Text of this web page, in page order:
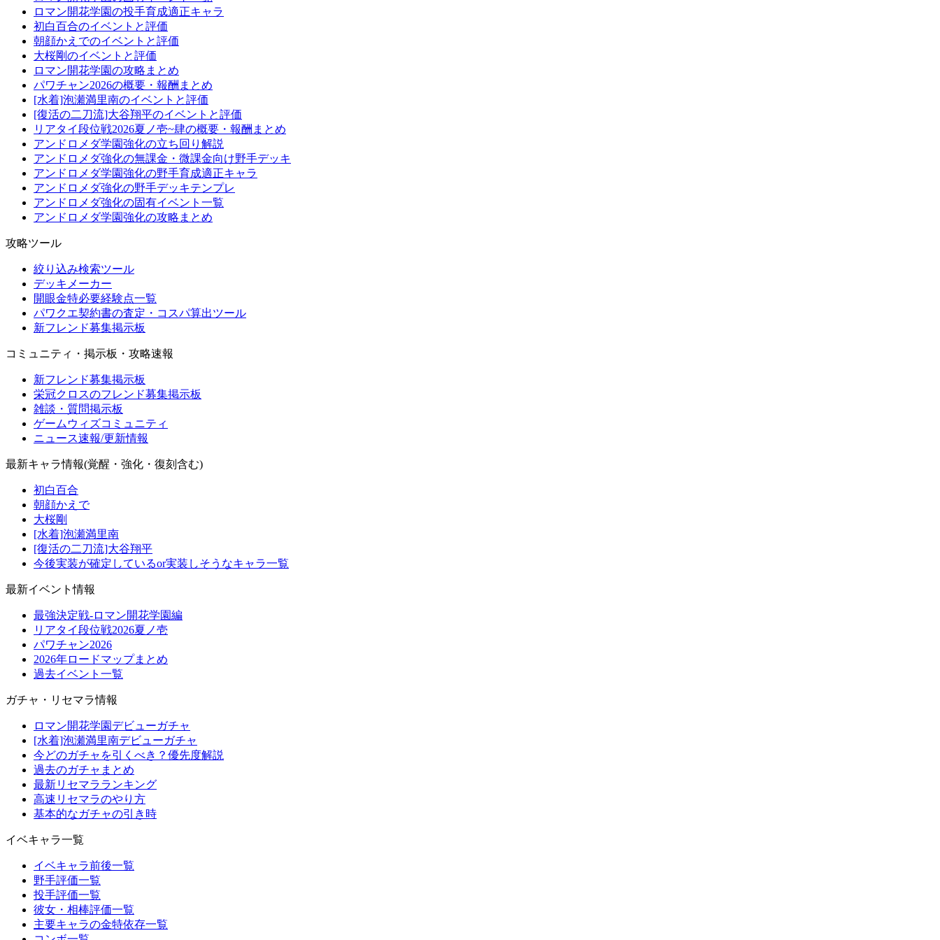
ロマン開花学園の投手育成適正キャラ
初白百合のイベントと評価
朝顔かえでのイベントと評価
大桜剛のイベントと評価
ロマン開花学園の攻略まとめ
パワチャン2026の概要・報酬まとめ
[水着]泡瀬満里南のイベントと評価
[復活の二刀流]大谷翔平のイベントと評価
リアタイ段位戦2026夏ノ壱~肆の概要・報酬まとめ
アンドロメダ学園強化の立ち回り解説
アンドロメダ強化の無課金・微課金向け野手デッキ
アンドロメダ学園強化の野手育成適正キャラ
アンドロメダ強化の野手デッキテンプレ
アンドロメダ強化の固有イベント一覧
アンドロメダ学園強化の攻略まとめ
攻略ツール
絞り込み検索ツール
デッキメーカー
開眼金特必要経験点一覧
パワクエ契約書の査定・コスパ算出ツール
新フレンド募集掲示板
コミュニティ・掲示板・攻略速報
新フレンド募集掲示板
栄冠クロスのフレンド募集掲示板
雑談・質問掲示板
ゲームウィズコミュニティ
ニュース速報/更新情報
最新キャラ情報(覚醒・強化・復刻含む)
初白百合
朝顔かえで
大桜剛
[水着]泡瀬満里南
[復活の二刀流]大谷翔平
今後実装が確定しているor実装しそうなキャラ一覧
最新イベント情報
最強決定戦-ロマン開花学園編
リアタイ段位戦2026夏ノ壱
パワチャン2026
2026年ロードマップまとめ
過去イベント一覧
ガチャ・リセマラ情報
ロマン開花学園デビューガチャ
[水着]泡瀬満里南デビューガチャ
今どのガチャを引くべき？優先度解説
過去のガチャまとめ
最新リセマラランキング
高速リセマラのやり方
基本的なガチャの引き時
イベキャラ一覧
イベキャラ前後一覧
野手評価一覧
投手評価一覧
彼女・相棒評価一覧
主要キャラの金特依存一覧